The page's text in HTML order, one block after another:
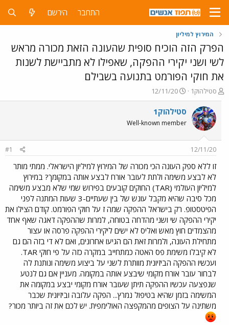
התחבר הירשם
המירוץ למיליון
הפרק הזה הוכיח סופית שהעונה הזאת מכורה מראש
לשי ושני יקירי ההפקה, שאפילו לא מתביישת לשנות
את חוקי הפורמט בתנועה בשבילם
פ
ו
ת
ח
ה
ו
ש
א
סטילהוק1
פ
ו
ר
ס
ם
ר
י
ך
12/11/20
סטילהוק1
Well-known member
12/11/20
#1
זו ללא ספק העונה הכי מכורה של המירוץ למיליון הישראלי. ממתי מותר
לא לבצע משימה ולתת לעובר אורח לבצע אותה במקומך? במירוץ
למיליון העולמי (TAR) החוקים קובעים בפירוש שמי שלא מבצע משימה
מכל סיבה שהיא מקבל עונש של בין שעתיים-3 שעות המתנה לפני
הפיטסטופ. רק בישראל ההפקה שמה ז על חוקי הפורמט. קודם הצילו את
יקירי ההפקה שי ושני מהדחה בטוחה, למרות שההפקה דאגה שאף אחד
מהצמדים חוץ מאש ואליס לא ישים ליקירי ההפקה פרסה או עצור
מתחילת העונה, ולמרות זאת הם הגיעו אחרונים, ואם לא די בזה הם גם
לא קיבלו משימת פס האטה כמתחייב במקרה כזה על פי חוקי TAR.
ועכשיו ההפקה הביזיונית מוותרת לשני על ביצוע משימה ונותנת לה
לבחור עובר אורח מקומי שיבצע אותה במקומה. מעניין אם גם לנטע
שנפצעה עכשיו ההפקה תיתן שעובר אורח מקומי יבצע במקומה את
המשימה בזמן שהיא בטיפול נמרץ... הפקה עלובה וביזיונית שכבר
משתינה על הצופים מהמקפצה האולימפית. יש לכם את זה ביותר מכור?